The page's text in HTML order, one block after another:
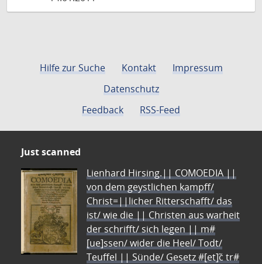
Hilfe zur Suche Kontakt
Impressum
Datenschutz
Feedback
RSS-Feed
Just scanned
Lienhard Hirsing.|| COMOEDIA ||
von dem geystlichen kampff/
Christ=||licher Ritterschafft/ das
ist/ wie die || Christen aus warheit
der schrifft/ sich legen || m#
[ue]ssen/ wider die Heel/ Todt/
Teuffel || Sünde/ Gesetz #[et]c̃ tr#